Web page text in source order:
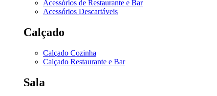
Acessórios de Restaurante e Bar
Acessórios Descartáveis
Calçado
Calçado Cozinha
Calçado Restaurante e Bar
Sala